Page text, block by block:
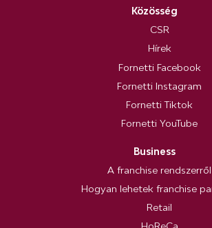
Közösség
CSR
Hírek
Fornetti Facebook
Fornetti Instagram
Fornetti Tiktok
Fornetti YouTube
Business
A franchise rendszerről
Hogyan lehetek franchise
Retail